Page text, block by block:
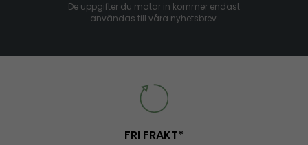
De uppgifter du matar in kommer endast
användas till våra nyhetsbrev.
FRI FRAKT*